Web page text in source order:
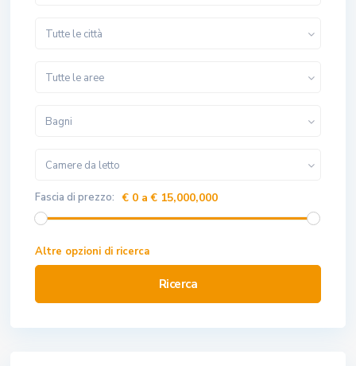
Tutte le città
Tutte le aree
Bagni
Camere da letto
Fascia di prezzo: € 0 a € 15,000,000
Altre opzioni di ricerca
Ricerca